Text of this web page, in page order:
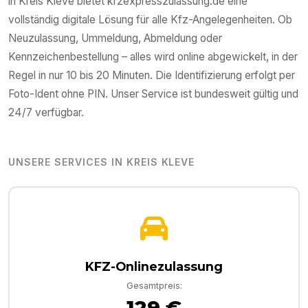
vollständig digitale Lösung für alle Kfz-Angelegenheiten. Ob
Neuzulassung, Ummeldung, Abmeldung oder
Kennzeichenbestellung – alles wird online abgewickelt, in der
Regel in nur 10 bis 20 Minuten. Die Identifizierung erfolgt per
Foto-Ident ohne PIN. Unser Service ist bundesweit gültig und
24/7 verfügbar.
UNSERE SERVICES IN KREIS KLEVE
KFZ-Onlinezulassung
Gesamtpreis: